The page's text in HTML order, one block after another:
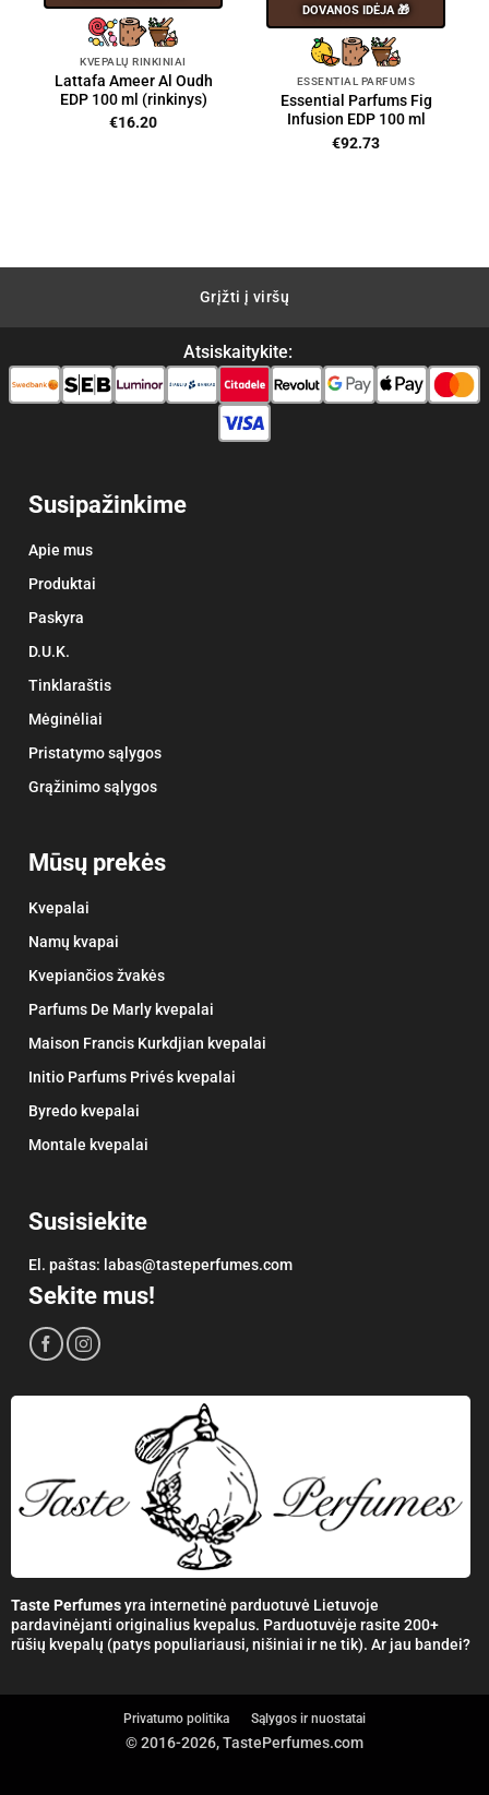
KVEPALŲ RINKINIAI
Lattafa Ameer Al Oudh
EDP 100 ml (rinkinys)
€16.20
DOVANOS IDĖJA 🎁
ESSENTIAL PARFUMS
Essential Parfums Fig
Infusion EDP 100 ml
€92.73
Grįžti į viršų
Atsiskaitykite:
Susipažinkime
Apie mus
Produktai
Paskyra
D.U.K.
Tinklaraštis
Mėginėliai
Pristatymo sąlygos
Grąžinimo sąlygos
Mūsų prekės
Kvepalai
Namų kvapai
Kvepiančios žvakės
Parfums De Marly kvepalai
Maison Francis Kurkdjian kvepalai
Initio Parfums Privés kvepalai
Byredo kvepalai
Montale kvepalai
Susisiekite
El. paštas: labas@tasteperfumes.com
Sekite mus!
Taste Perfumesyra internetinė parduotuvė Lietuvoje
pardavinėjanti originalius kvepalus. Parduotuvėje rasite 200+
rūšių kvepalų (patys populiariausi, nišiniai ir ne tik). Ar jau bandei?
Privatumo politika Sąlygos ir nuostatai
© 2016-2026, TastePerfumes.com